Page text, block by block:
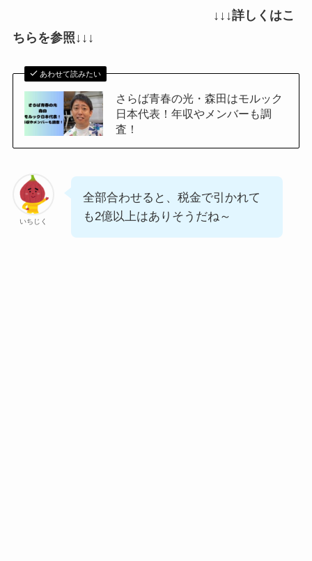
↓↓↓詳しくはこ
ちらを参照↓↓↓
あわせて読みたい
さらば青春の光・森田はモルック
日本代表！年収やメンバーも調
査！
いちじく
全部合わせると、税金で引かれて
も2億以上はありそうだね～